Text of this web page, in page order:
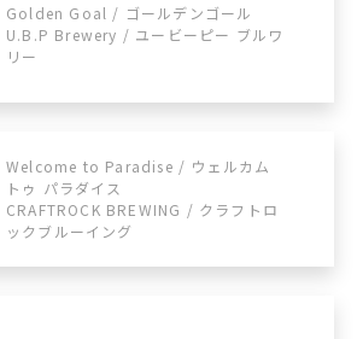
Golden Goal / ゴールデンゴール
U.B.P Brewery / ユービーピー ブルワ
リー
Welcome to Paradise / ウェルカム
トゥ パラダイス
CRAFTROCK BREWING / クラフトロ
ックブルーイング